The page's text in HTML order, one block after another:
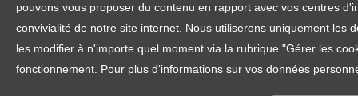
pouvons vous proposer du contenu en rapport avec vos centres
convivialité de notre site internet. Nous utiliserons uniquement les
les modifier à n'importe quel moment via la rubrique "Gérer les
fonctionnement. Pour plus d'informations sur vos données